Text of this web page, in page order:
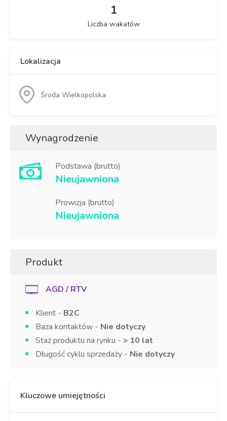
1
Liczba wakatów
Lokalizacja
Środa Wielkopolska
Wynagrodzenie
Podstawa (brutto)
Nieujawniona
Prowizja (brutto)
Nieujawniona
Produkt
AGD / RTV
Klient - B2C
Baza kontaktów - Nie dotyczy
Staż produktu na rynku - > 10 lat
Długość cyklu sprzedaży - Nie dotyczy
Kluczowe umiejętności